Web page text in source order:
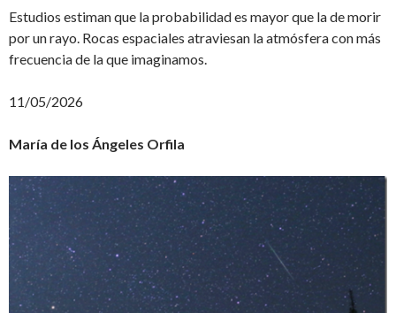
Estudios estiman que la probabilidad es mayor que la de morir
por un rayo. Rocas espaciales atraviesan la atmósfera con más
frecuencia de la que imaginamos.
11/05/2026
María de los Ángeles Orfila